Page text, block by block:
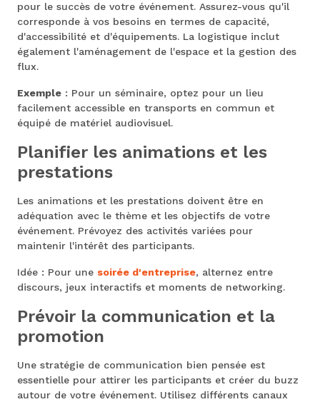
pour le succès de votre événement. Assurez-vous qu'il
corresponde à vos besoins en termes de capacité,
d'accessibilité et d'équipements. La logistique inclut
également l'aménagement de l'espace et la gestion des
flux.
Exemple : Pour un séminaire, optez pour un lieu
facilement accessible en transports en commun et
équipé de matériel audiovisuel.
Planifier les animations et les
prestations
Les animations et les prestations doivent être en
adéquation avec le thème et les objectifs de votre
événement. Prévoyez des activités variées pour
maintenir l'intérêt des participants.
Idée : Pour une soirée d'entreprise, alternez entre
discours, jeux interactifs et moments de networking.
Prévoir la communication et la
promotion
Une stratégie de communication bien pensée est
essentielle pour attirer les participants et créer du buzz
autour de votre événement. Utilisez différents canaux